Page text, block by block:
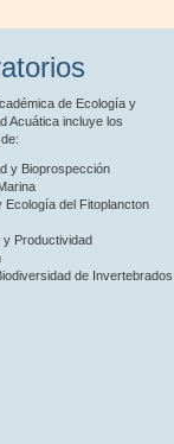
de Ecología y
Acuática incluye los
y Bioprospección
Ecología del Fitoplancton
y Productividad
de Invertebrados